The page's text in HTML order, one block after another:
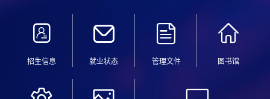
招生信息 就业状态 管理文件 图书馆